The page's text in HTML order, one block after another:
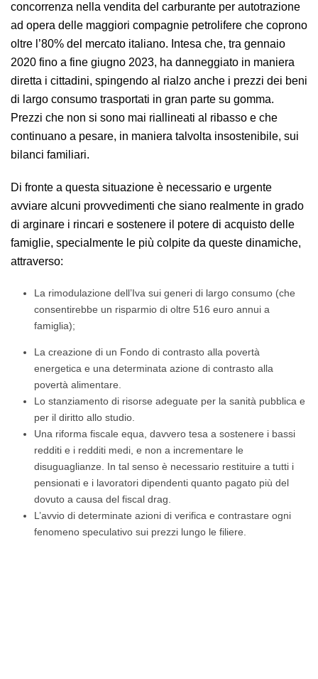
concorrenza nella vendita del carburante per autotrazione
ad opera delle maggiori compagnie petrolifere che coprono
oltre l’80% del mercato italiano. Intesa che, tra gennaio
2020 fino a fine giugno 2023, ha danneggiato in maniera
diretta i cittadini, spingendo al rialzo anche i prezzi dei beni
di largo consumo trasportati in gran parte su gomma.
Prezzi che non si sono mai riallineati al ribasso e che
continuano a pesare, in maniera talvolta insostenibile, sui
bilanci familiari.
Di fronte a questa situazione è necessario e urgente
avviare alcuni provvedimenti che siano realmente in grado
di arginare i rincari e sostenere il potere di acquisto delle
famiglie, specialmente le più colpite da queste dinamiche,
attraverso:
La rimodulazione dell’Iva sui generi di largo consumo (che
consentirebbe un risparmio di oltre 516 euro annui a
famiglia);
La creazione di un Fondo di contrasto alla povertà
energetica e una determinata azione di contrasto alla
povertà alimentare.
Lo stanziamento di risorse adeguate per la sanità pubblica e
per il diritto allo studio.
Una riforma fiscale equa, davvero tesa a sostenere i bassi
redditi e i redditi medi, e non a incrementare le
disuguaglianze. In tal senso è necessario restituire a tutti i
pensionati e i lavoratori dipendenti quanto pagato più del
dovuto a causa del fiscal drag.
L’avvio di determinate azioni di verifica e contrastare ogni
fenomeno speculativo sui prezzi lungo le filiere.